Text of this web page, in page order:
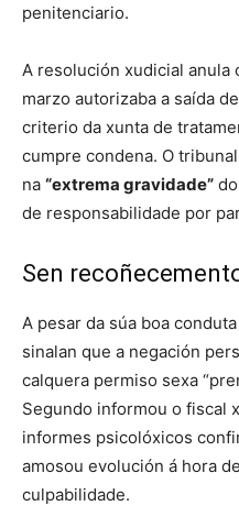
penitenciario.
A resolución xudicial anula
marzo autorizaba a saída
criterio da xunta de
cumpre condena. O
na “extrema gravidade”
de responsabilidade por
Sen
A pesar da súa boa
sinalan que a negación
calquera permiso sexa
Segundo informou o fiscal
informes psicolóxicos
amosou evolución á hora
culpabilidade.